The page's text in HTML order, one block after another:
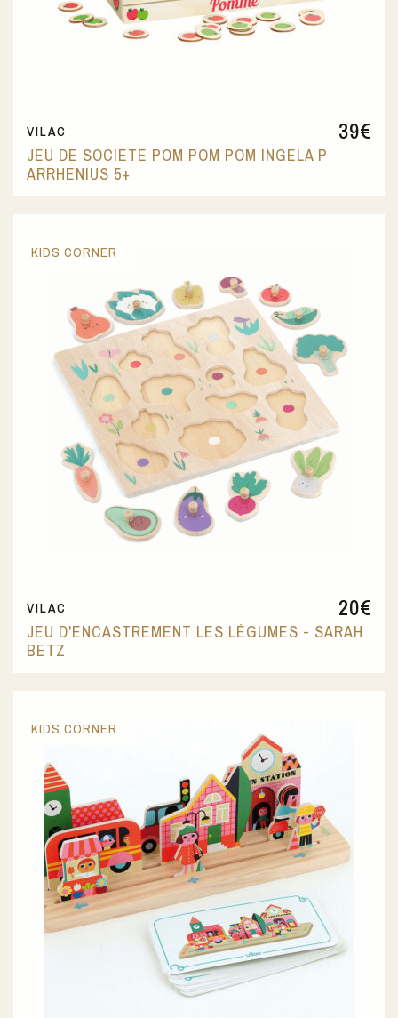
39€
VILAC
JEU DE SOCIÉTÉ POM POM POM INGELA P
ARRHENIUS 5+
20€
VILAC
JEU D'ENCASTREMENT LES LÉGUMES - SARAH
BETZ
KIDS CORNER
KIDS CORNER